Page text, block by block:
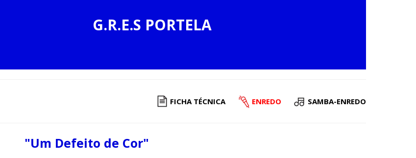
G.R.E.S PORTELA
FICHA TÉCNICA ENREDO SAMBA-ENREDO
"Um Defeito de Cor"